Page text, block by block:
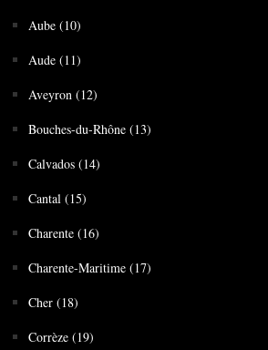
Aube (10)
Aude (11)
Aveyron (12)
Bouches-du-Rhône (13)
Calvados (14)
Cantal (15)
Charente (16)
Charente-Maritime (17)
Cher (18)
Corrèze (19)